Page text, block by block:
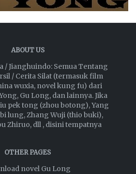
ABOUT US
/ Jianghuindo: Semua Tentang
/ Cerita Silat (termasuk film
wuxia, novel kung fu) dari
Gu Long, dan lainnya. Jika
pek tong (zhou botong), Yang
lung, Zhang Wuji (thio buki),
Zhiruo, dll , disini tempatnya
OTHER PAGES
novel Gu Long